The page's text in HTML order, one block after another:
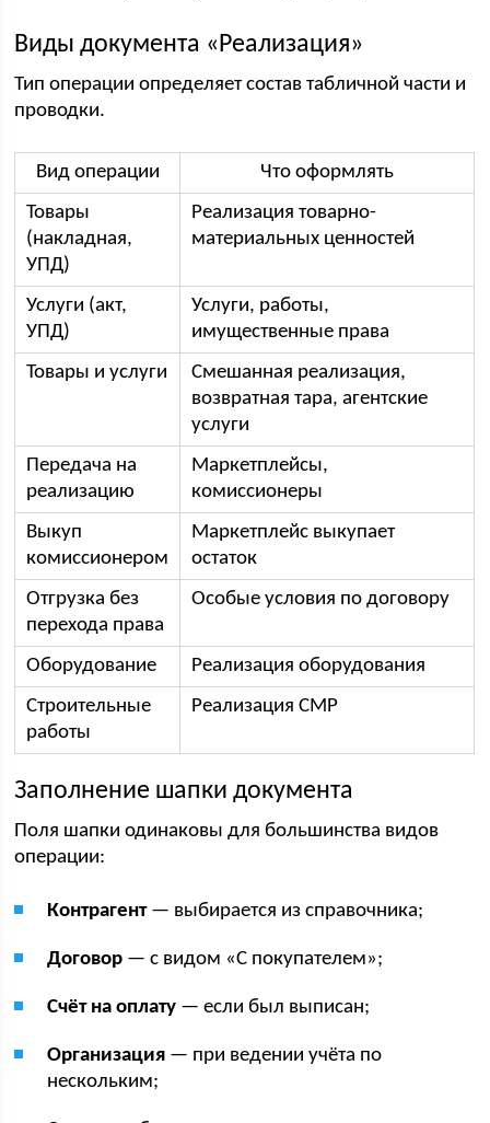
Виды документа «Реализация»
Тип операции определяет состав табличной части и
проводки.
Вид операции
Что оформлять
Товары
(накладная,
УПД)
Реализация товарно-
материальных ценностей
Услуги (акт,
УПД)
Услуги, работы,
имущественные права
Товары и услуги
Смешанная реализация,
возвратная тара, агентские
услуги
Передача на
реализацию
Маркетплейсы,
комиссионеры
Выкуп
комиссионером
Маркетплейс выкупает
остаток
Отгрузка без
перехода права
Особые условия по договору
Оборудование
Реализация оборудования
Строительные
работы
Реализация СМР
Заполнение шапки документа
Поля шапки одинаковы для большинства видов
операции:
Контрагент— выбирается из справочника;
Договор — с видом «С покупателем»;
Счёт на оплату — если был выписан;
Организация — при ведении учёта по
нескольким;